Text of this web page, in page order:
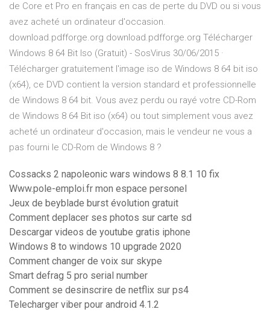
de Core et Pro en français en cas de perte du DVD ou si vous
avez acheté un ordinateur d'occasion.
download.pdfforge.org download.pdfforge.org Télécharger
Windows 8 64 Bit Iso (Gratuit) - SosVirus 30/06/2015 ·
Télécharger gratuitement l'image iso de Windows 8 64 bit iso
(x64), ce DVD contient la version standard et professionnelle
de Windows 8 64 bit. Vous avez perdu ou rayé votre CD-Rom
de Windows 8 64 Bit iso (x64) ou tout simplement vous avez
acheté un ordinateur d'occasion, mais le vendeur ne vous a
pas fourni le CD-Rom de Windows 8 ?
Cossacks 2 napoleonic wars windows 8 8.1 10 fix
Www.pole-emploi.fr mon espace personel
Jeux de beyblade burst évolution gratuit
Comment deplacer ses photos sur carte sd
Descargar videos de youtube gratis iphone
Windows 8 to windows 10 upgrade 2020
Comment changer de voix sur skype
Smart defrag 5 pro serial number
Comment se desinscrire de netflix sur ps4
Telecharger viber pour android 4.1.2